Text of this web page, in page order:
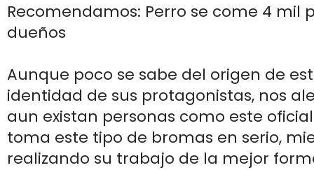
Recomendamos: Perro se come 4 mil
dueños
Aunque poco se sabe del origen de
identidad de sus protagonistas, nos
aun existan personas como este
toma este tipo de bromas en serio,
realizando su trabajo de la mejor